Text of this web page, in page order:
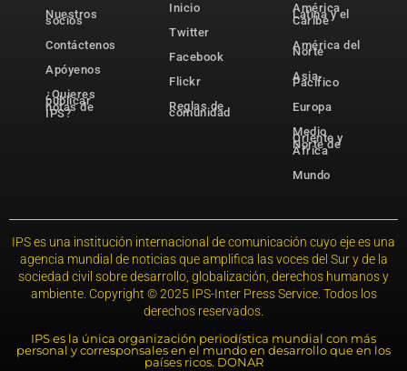
Nuestros
socios
Contáctenos
Apóyenos
¿Quieres
publicar
notas de
IPS?
Inicio
Twitter
Facebook
Flickr
Reglas de
comunidad
América
Latina y el
Caribe
América del
Norte
Asia-
Pacífico
Europa
Medio
Oriente y
Norte de
África
Mundo
IPS es una institución internacional de comunicación cuyo eje es una
agencia mundial de noticias que amplifica las voces del Sur y de la
sociedad civil sobre desarrollo, globalización, derechos humanos y
ambiente. Copyright © 2025 IPS-Inter Press Service. Todos los
derechos reservados.
IPS es la única organización periodística mundial con más
personal y corresponsales en el mundo en desarrollo que en los
países ricos. DONAR